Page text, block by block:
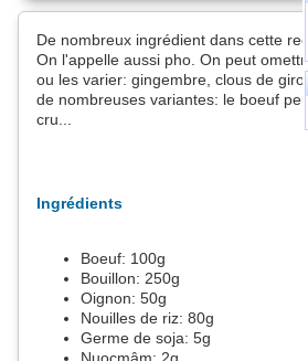
De nombreux ingrédient dans cette
On l'appelle aussi pho. On peut
ou les varier: gingembre, clous de
de nombreuses variantes: le boeuf
cru...
Ingrédients
Boeuf: 100g
Bouillon: 250g
Oignon: 50g
Nouilles de riz: 80g
Germe de soja: 5g